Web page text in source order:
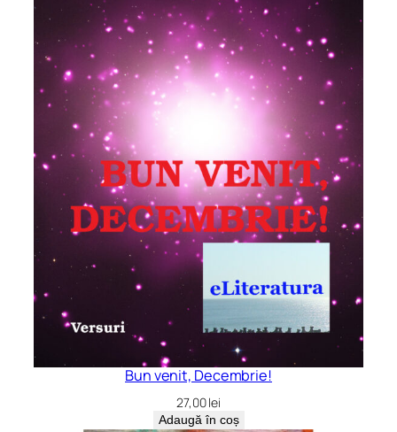
Bun venit, Decembrie!
27,00lei
Adaugă în coș